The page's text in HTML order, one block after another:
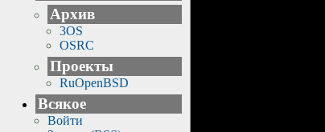
Архив
3OS
OSRC
Проекты
RuOpenBSD
Всякое
Войти